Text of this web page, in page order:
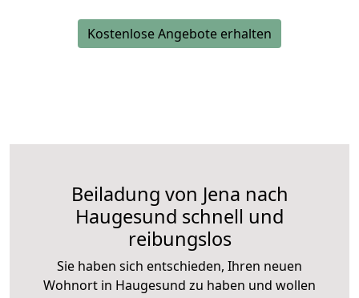
Kostenlose Angebote erhalten
Beiladung von Jena nach
Haugesund schnell und
reibungslos
Sie haben sich entschieden, Ihren neuen
Wohnort in Haugesund zu haben und wollen